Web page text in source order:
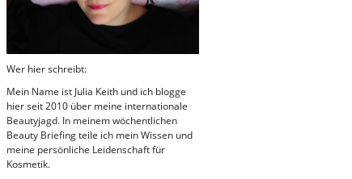
Wer hier schreibt:
Mein Name ist Julia Keith und ich blogge
hier seit 2010 über meine internationale
Beautyjagd. In meinem wöchentlichen
Beauty Briefing teile ich mein Wissen und
meine persönliche Leidenschaft für
Kosmetik.